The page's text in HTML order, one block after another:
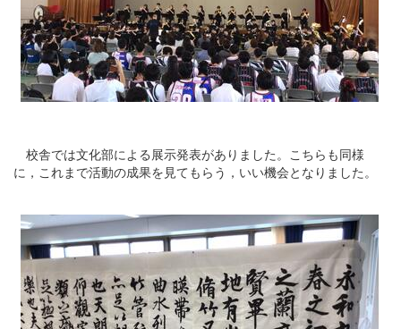
校舎では文化部による展示発表がありました。こちらも同様
に，これまで活動の成果を見てもらう，いい機会となりました。